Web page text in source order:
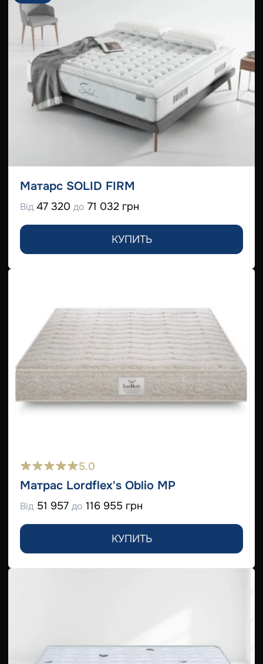
Матарс SOLID FIRM
Від 47 320 до 71 032 грн
КУПИТЬ
5.0
Матрас Lordflex's Oblio MP
Від 51 957 до 116 955 грн
КУПИТЬ